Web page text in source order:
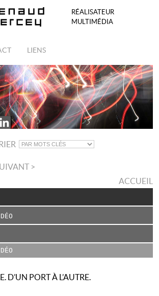
RÉALISATEUR
MULTIMÉDIA
LIENS
>
ACCUEIL
D’UN PORT À L’AUTRE.